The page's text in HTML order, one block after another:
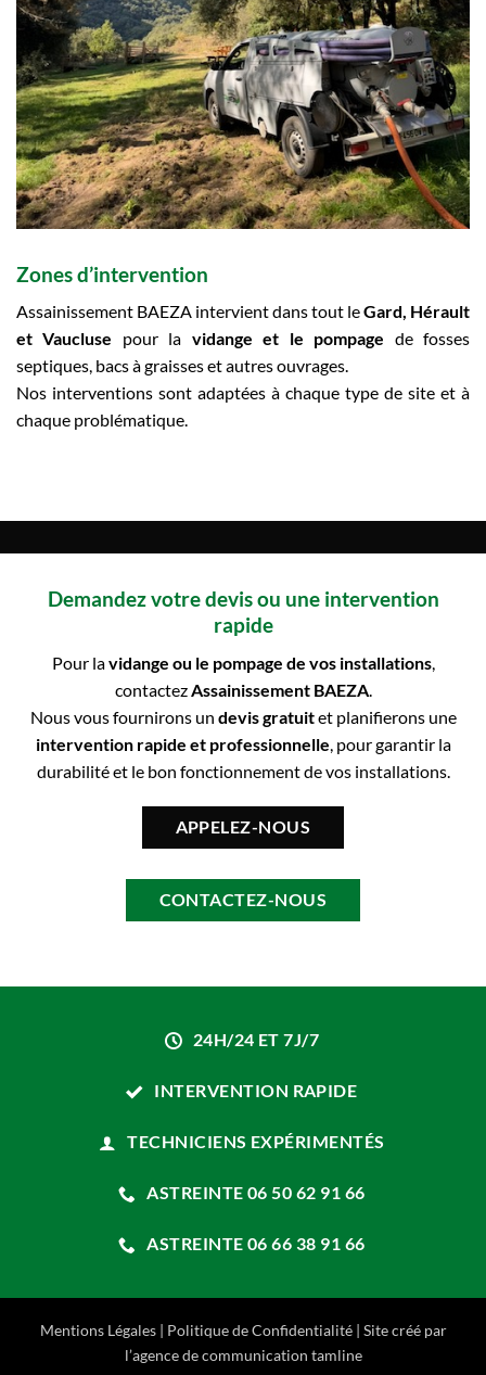
Zones d’intervention
Assainissement BAEZA intervient dans tout leGard, Hérault
et Vaucluse pour la vidange et le pompage de fosses
septiques, bacs à graisses et autres ouvrages.
Nos interventions sont adaptées à chaque type de site et à
chaque problématique.
Demandez votre devis ou une intervention
rapide
Pour lavidange ou le pompage de vos installations,
contactez Assainissement BAEZA.
Nous vous fournirons un devis gratuitet planifierons une
intervention rapide et professionnelle , pour garantir la
durabilité et le bon fonctionnement de vos installations.
APPELEZ-NOUS
CONTACTEZ-NOUS
24H/24 ET 7J/7
INTERVENTION RAPIDE
TECHNICIENS EXPÉRIMENTÉS
ASTREINTE 06 50 62 91 66
ASTREINTE 06 66 38 91 66
Mentions Légales| Politique de Confidentialité| Site créé par
l’agence de communication tamline